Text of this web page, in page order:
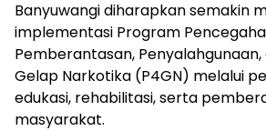
Banyuwangi diharapkan semakin
implementasi Program
Pemberantasan,
Gelap Narkotika (P4GN) melalui
edukasi, rehabilitasi, serta
masyarakat.